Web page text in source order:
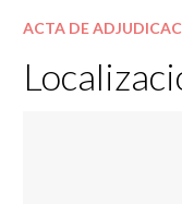
ACTA DE